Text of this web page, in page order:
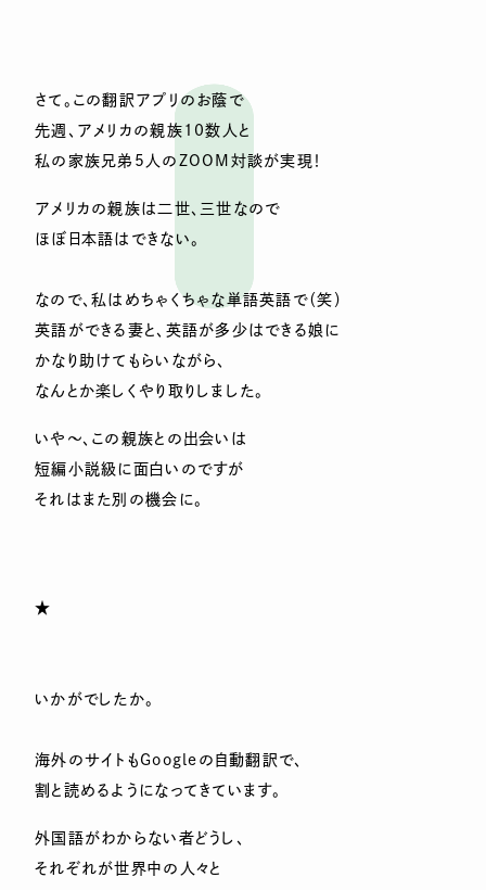
さて。この翻訳アプリのお蔭で
先週、アメリカの親族10数人と
私の家族兄弟5人のZOOM対談が実現！
アメリカの親族は二世、三世なので
ほぼ日本語はできない。
なので、私はめちゃくちゃな単語英語で（笑）
英語ができる妻と、英語が多少はできる娘に
かなり助けてもらいながら、
なんとか楽しくやり取りしました。
いや～、この親族との出会いは
短編小説級に面白いのですが
それはまた別の機会に。
★
いかがでしたか。
海外のサイトもGoogleの自動翻訳で、
割と読めるようになってきています。
外国語がわからない者どうし、
それぞれが世界中の人々と